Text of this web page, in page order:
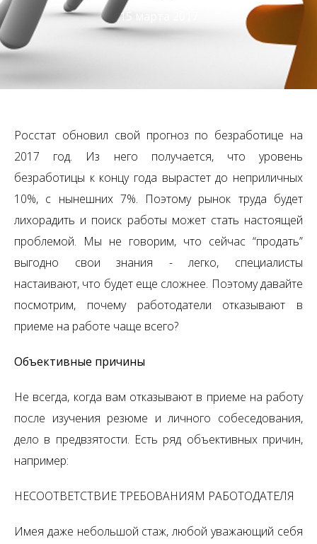
15 марта 2017
Росстат обновил свой прогноз по безработице на
2017 год. Из него получается, что уровень
безработицы к концу года вырастет до неприличных
10%, с нынешних 7%. Поэтому рынок труда будет
лихорадить и поиск работы может стать настоящей
проблемой. Мы не говорим, что сейчас “продать”
выгодно свои знания - легко, специалисты
настаивают, что будет еще сложнее. Поэтому давайте
посмотрим, почему работодатели отказывают в
приеме на работе чаще всего?
Объективные причины
Не всегда, когда вам отказывают в приеме на работу
после изучения резюме и личного собеседования,
дело в предвзятости. Есть ряд объективных причин,
например:
НЕСООТВЕТСТВИЕ ТРЕБОВАНИЯМ РАБОТОДАТЕЛЯ
Имея даже небольшой стаж, любой уважающий себя